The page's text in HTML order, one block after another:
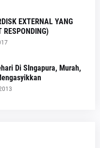
EXTERNAL YANG
RESPONDING)
Di SIngapura, Murah,